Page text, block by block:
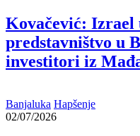
Kovačević: Izrael
predstavništvo u
investitori iz
Banjaluka Hapšenje
02/07/2026